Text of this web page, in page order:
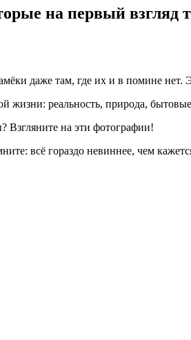
на первый взгляд
даже там, где их и в помине
жизни: реальность, природа,
Взгляните на эти фотографии!
всё гораздо невиннее, чем